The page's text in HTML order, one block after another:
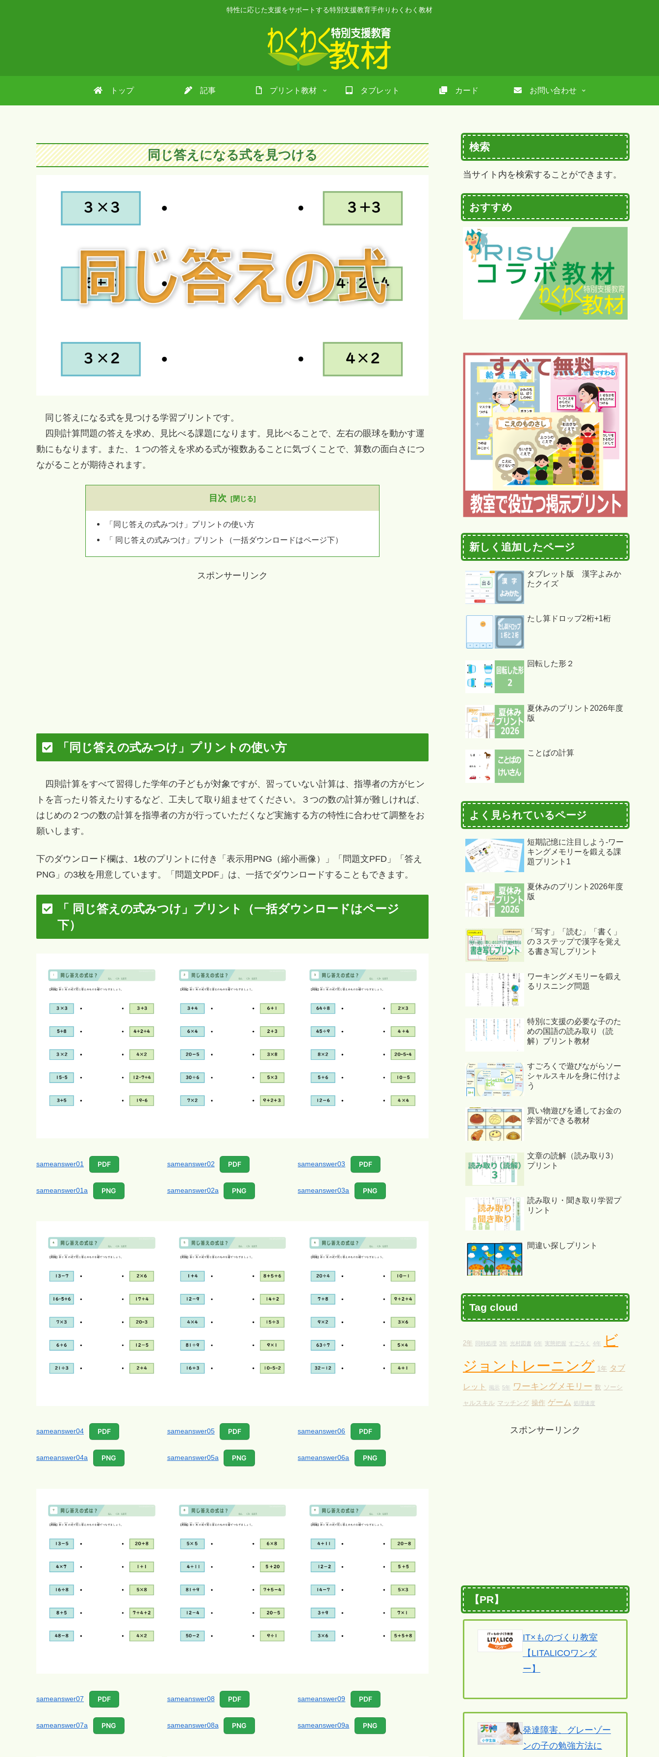
特性に応じた支援をサポートする特別支援教育手作りわくわく教材
トップ 記事 プリント教材 タブレット カード お問い合わせ
同じ答えになる式を見つける
同じ答えになる式を見つける学習プリントです。
四則計算問題の答えを求め、見比べる課題になります。見比べることで、左右の眼球を動かす運
動にもなります。また、１つの答えを求める式が複数あることに気づくことで、算数の面白さにつ
ながることが期待されます。
目次
「同じ答えの式みつけ」プリントの使い方
「 同じ答えの式みつけ」プリント（一括ダウンロードはページ下）
スポンサーリンク
「同じ答えの式みつけ」プリントの使い方
四則計算をすべて習得した学年の子どもが対象ですが、習っていない計算は、指導者の方がヒン
トを言ったり答えたりするなど、工夫して取り組ませてください。３つの数の計算が難しければ、
はじめの２つの数の計算を指導者の方が行っていただくなど実施する方の特性に合わせて調整をお
願いします。
下のダウンロード欄は、1枚のプリントに付き「表示用PNG（縮小画像）」「問題文PFD」「答え
PNG」の3枚を用意しています。「問題文PDF」は、一括でダウンロードすることもできます。
「 同じ答えの式みつけ」プリント（一括ダウンロードはページ
下）
sameanswer01 PDF
sameanswer01a PNG
sameanswer02 PDF
sameanswer02a PNG
sameanswer03 PDF
sameanswer03a PNG
sameanswer04 PDF
sameanswer04a PNG
sameanswer05 PDF
sameanswer05a PNG
sameanswer06 PDF
sameanswer06a PNG
sameanswer07 PDF
sameanswer07a PNG
sameanswer08 PDF
sameanswer08a PNG
sameanswer09 PDF
sameanswer09a PNG
検索
当サイト内を検索することができます。
おすすめ
新しく追加したページ
タブレット版 漢字よみか
たクイズ
たし算ドロップ2桁+1桁
回転した形２
夏休みのプリント2026年度
版
ことばの計算
よく見られているページ
短期記憶に注目しよう-ワー
キングメモリーを鍛える課
題プリント1
夏休みのプリント2026年度
版
「写す」「読む」「書く」
の３ステップで漢字を覚え
る書き写しプリント
ワーキングメモリーを鍛え
るリスニング問題
特別に支援の必要な子のた
めの国語の読み取り（読
解）プリント教材
すごろくで遊びながらソー
シャルスキルを身に付けよ
う
買い物遊びを通してお金の
学習ができる教材
文章の読解（読み取り3）
プリント
読み取り・聞き取り学習プ
リント
間違い探しプリント
Tag cloud
2年 同時処理 3年 光村図書 6年 実態把握 すごろく 4年
ビ
ジョントレーニング 1年 タブ
レット 掲示 5年 ワーキングメモリー 数 ソーシ
ャルスキル マッチング 操作 ゲーム 処理速度
スポンサーリンク
【PR】
IT×ものづくり教室
【LITALICOワンダ
ー】
発達障害、グレーゾー
ンの子の勉強方法に